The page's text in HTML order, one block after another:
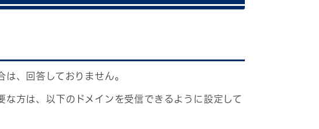
、回答しておりません。
方は、以下のドメインを受信できるように設定して